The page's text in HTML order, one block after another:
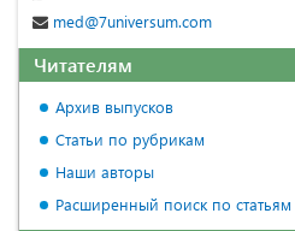
med@7universum.com
Читателям
Архив выпусков
Статьи по рубрикам
Наши авторы
Расширенный поиск по статьям